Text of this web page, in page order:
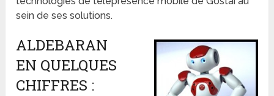
sein de ses solutions.
ALDEBARAN
EN QUELQUES
CHIFFRES :